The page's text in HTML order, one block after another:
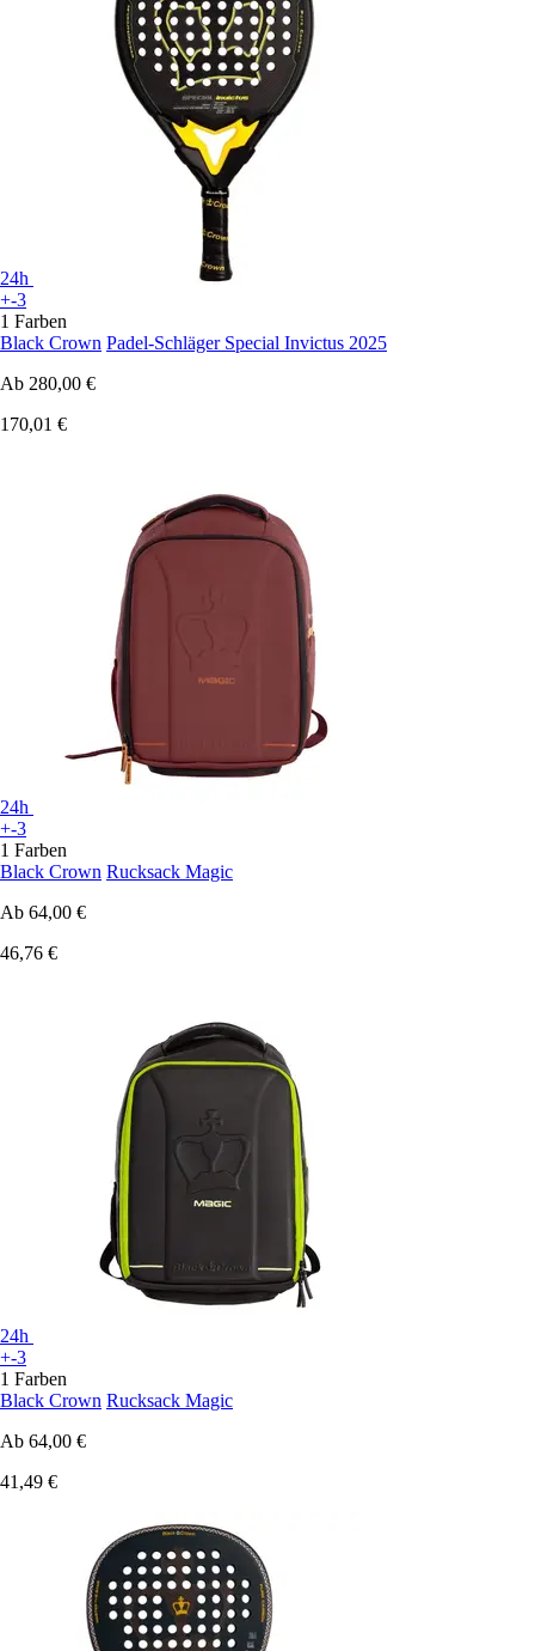
24h
+-3
1 Farben
Black Crown Padel-Schläger Special Invictus 2025
Ab 280,00 €
170,01 €
24h
+-3
1 Farben
Black Crown Rucksack Magic
Ab 64,00 €
46,76 €
24h
+-3
1 Farben
Black Crown Rucksack Magic
Ab 64,00 €
41,49 €